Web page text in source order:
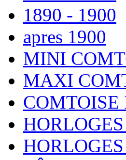
1890 - 1900
apres 1900
MINI
MAXI
COMTOISE